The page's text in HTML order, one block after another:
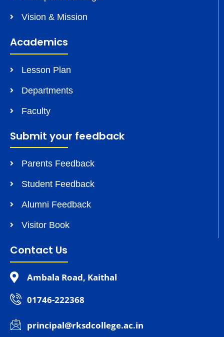
Vision & Mission
Academics
Lesson Plan
Departments
Faculty
Submit your feedback
Parents Feedback
Student Feedback
Alumni Feedback
Visitor Book
Contact Us
Ambala Road, Kaithal
01746-222368
principal@rksdcollege.ac.in